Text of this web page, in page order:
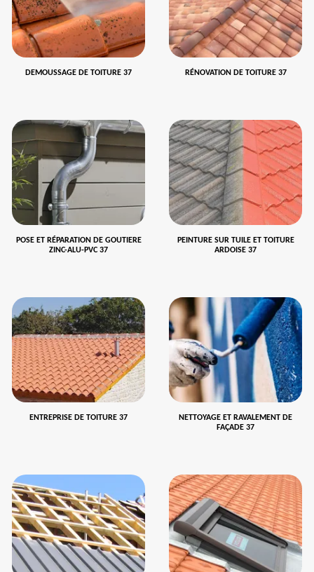
DEMOUSSAGE DE TOITURE 37 RÉNOVATION DE TOITURE 37
POSE ET RÉPARATION DE GOUTIERE
ZINC-ALU-PVC 37
PEINTURE SUR TUILE ET TOITURE
ARDOISE 37
ENTREPRISE DE TOITURE 37
NETTOYAGE ET RAVALEMENT DE
FAÇADE 37